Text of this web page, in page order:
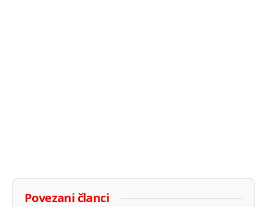
Povezani članci